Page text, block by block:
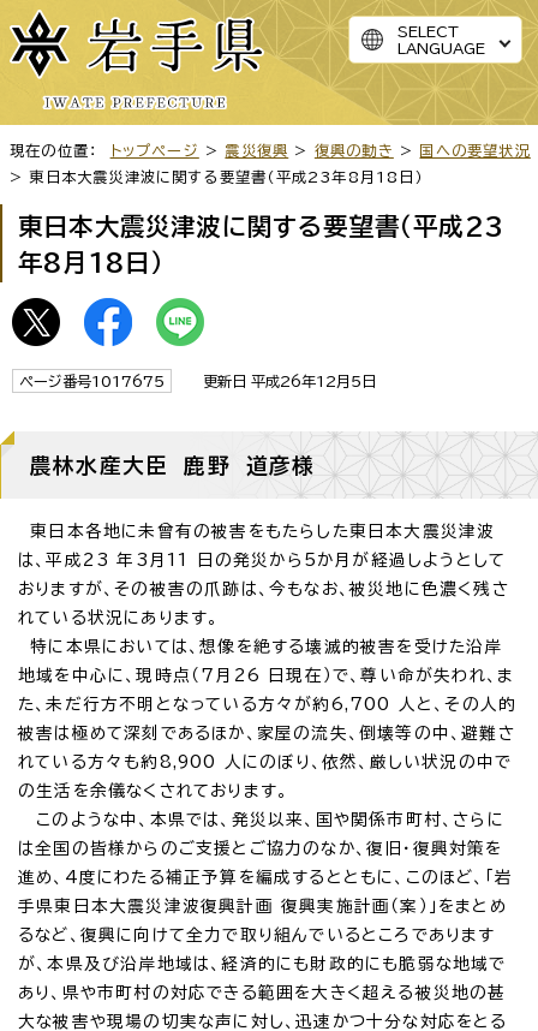
SELECT
LANGUAGE
現在の位置： トップページ > 震災復興 > 復興の動き >
国への要望状況
> 東日本大震災津波に関する要望書（平成23年8月18日）
東日本大震災津波に関する要望書（平成23
年8月18日）
ページ番号1017675 更新日 平成26年12月5日
農林水産大臣 鹿野 道彦様
東日本各地に未曾有の被害をもたらした東日本大震災津波
は、平成23 年3月11 日の発災から5か月が経過しようとして
おりますが、その被害の爪跡は、今もなお、被災地に色濃く残さ
れている状況にあります。
特に本県においては、想像を絶する壊滅的被害を受けた沿岸
地域を中心に、現時点（7月26 日現在）で、尊い命が失われ、ま
た、未だ行方不明となっている方々が約6,700 人と、その人的
被害は極めて深刻であるほか、家屋の流失、倒壊等の中、避難さ
れている方々も約8,900 人にのぼり、依然、厳しい状況の中で
の生活を余儀なくされております。
このような中、本県では、発災以来、国や関係市町村、さらに
は全国の皆様からのご支援とご協力のなか、復旧・復興対策を
進め、4度にわたる補正予算を編成するとともに、このほど、「岩
手県東日本大震災津波復興計画 復興実施計画（案）」をまとめ
るなど、復興に向けて全力で取り組んでいるところであります
が、本県及び沿岸地域は、経済的にも財政的にも脆弱な地域で
あり、県や市町村の対応できる範囲を大きく超える被災地の甚
大な被害や現場の切実な声に対し、迅速かつ十分な対応をとる